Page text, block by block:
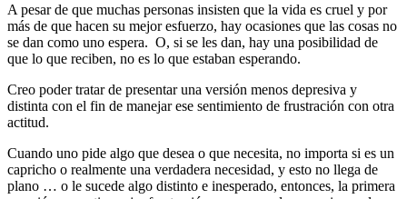
A pesar de que muchas personas insisten que la vida es cruel y por
más de que hacen su mejor esfuerzo, hay ocasiones que las cosas no
se dan como uno espera. O, si se les dan, hay una posibilidad de
que lo que reciben, no es lo que estaban esperando.
Creo poder tratar de presentar una versión menos depresiva y
distinta con el fin de manejar ese sentimiento de frustración con otra
actitud.
Cuando uno pide algo que desea o que necesita, no importa si es un
capricho o realmente una verdadera necesidad, y esto no llega de
plano … o le sucede algo distinto e inesperado, entonces, la primera